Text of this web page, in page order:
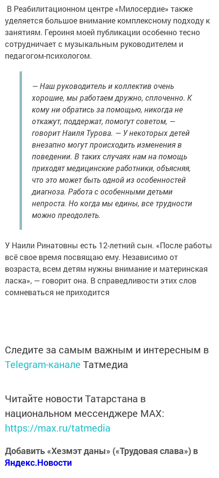
В Реабилитационном центре «Милосердие» также
уделяется большое внимание комплексному подходу к
занятиям. Героиня моей публикации особенно тесно
сотрудничает с музыкальным руководителем и
педагогом-психологом.
— Наш руководитель и коллектив очень
хорошие, мы работаем дружно, сплоченно. К
кому ни обратись за помощью, никогда не
откажут, поддержат, помогут советом, —
говорит Наиля Турова. — У некоторых детей
внезапно могут происходить изменения в
поведении. В таких случаях нам на помощь
приходят медицинские работники, объясняя,
что это может быть одной из особенностей
диагноза. Работа с особенными детьми
непроста. Но когда мы едины, все трудности
можно преодолеть.
У Наили Ринатовны есть 12-летний сын. «После работы
всё свое время посвящаю ему. Независимо от
возраста, всем детям нужны внимание и материнская
ласка», — говорит она. В справедливости этих слов
сомневаться не приходится
Следите за самым важным и интересным в
Telegram-канале Татмедиа
Читайте новости Татарстана в
национальном мессенджере MАХ:
https://max.ru/tatmedia
Добавить «Хезмэт даны» («Трудовая слава») в
Яндекс.Новости